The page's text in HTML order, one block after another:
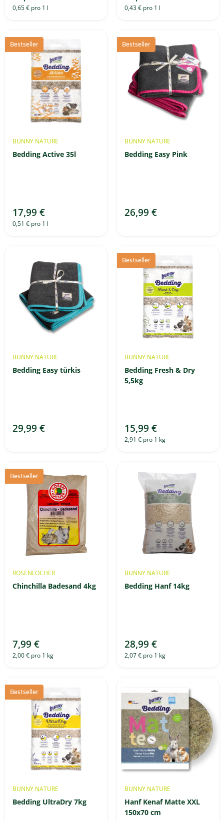
0,65 € pro 1 l 0,43 € pro 1 l
Bestseller
BUNNY NATURE
Bedding Active 35l
17,99 €
0,51 € pro 1 l
Bestseller
BUNNY NATURE
Bedding Easy Pink
26,99 €
BUNNY NATURE
Bedding Easy türkis
29,99 €
Bestseller
BUNNY NATURE
Bedding Fresh & Dry
5,5kg
15,99 €
2,91 € pro 1 kg
Bestseller
ROSENLÖCHER
Chinchilla Badesand 4kg
7,99 €
2,00 € pro 1 kg
BUNNY NATURE
Bedding Hanf 14kg
28,99 €
2,07 € pro 1 kg
Bestseller
BUNNY NATURE
Bedding UltraDry 7kg
BUNNY NATURE
Hanf Kenaf Matte XXL
150x70 cm